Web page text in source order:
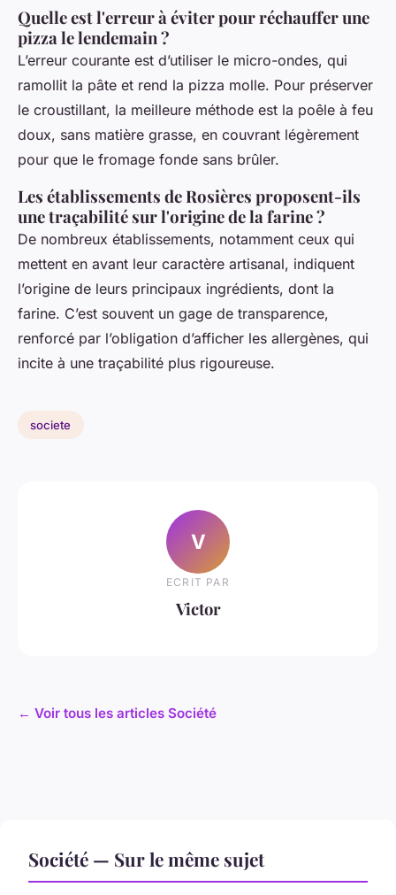
Quelle est l'erreur à éviter pour réchauffer une
pizza le lendemain ?
L’erreur courante est d’utiliser le micro-ondes, qui
ramollit la pâte et rend la pizza molle. Pour préserver
le croustillant, la meilleure méthode est la poêle à feu
doux, sans matière grasse, en couvrant légèrement
pour que le fromage fonde sans brûler.
Les établissements de Rosières proposent-ils
une traçabilité sur l'origine de la farine ?
De nombreux établissements, notamment ceux qui
mettent en avant leur caractère artisanal, indiquent
l’origine de leurs principaux ingrédients, dont la
farine. C’est souvent un gage de transparence,
renforcé par l’obligation d’afficher les allergènes, qui
incite à une traçabilité plus rigoureuse.
societe
V
ECRIT PAR
Victor
← Voir tous les articles Société
Société — Sur le même sujet